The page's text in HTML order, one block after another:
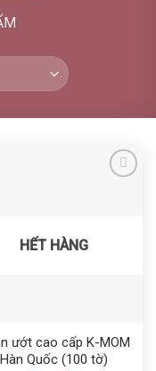
HẾT HÀNG
ướt cao cấp K-MOM
Hàn Quốc (100 tờ)